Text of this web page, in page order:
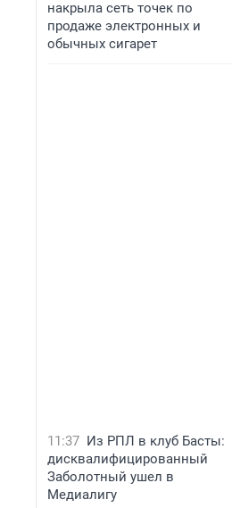
накрыла сеть точек по
продаже электронных и
обычных сигарет
11:37 Из РПЛ в клуб Басты:
дисквалифицированный
Заболотный ушел в
Медиалигу